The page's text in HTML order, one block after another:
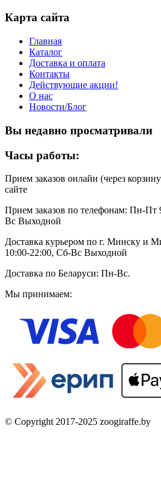
Карта сайта
Главная
Каталог
Доставка и оплата
Контакты
Действующие акции!
О нас
Новости/Блог
Вы недавно просматривали
Часы работы:
Прием заказов онлайн (через
сайте
Прием заказов по телефонам: Пн-Пт
Вс Выходной
Доставка курьером по г. Минску и
10:00-22:00, Сб-Вс Выходной
Доставка по Беларуси: Пн-Вс.
Мы принимаем:
© Copyright 2017-2025 zoogiraffe.by